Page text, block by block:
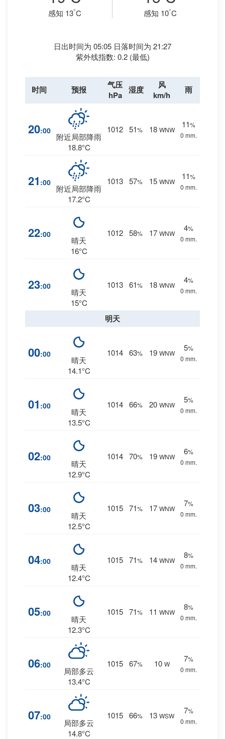
感知 13°C 感知 10°C
日出时间为 05:05 日落时间为 21:27
紫外线指数: 0.2 (最低)
时间 预报
气压
hPa
湿度
风
km/h
雨
20:00
附近局部降雨
18.8°C
1012 51% 18 WNW
11%
0 mm.
21 :00
附近局部降雨
17.2°C
1013 57% 15 WNW
11%
0 mm.
22:00
晴天
16°C
1012 58% 17 WNW
4%
0 mm.
23:00
晴天
15°C
1013 61% 18 WNW
4%
0 mm.
明天
00:00
晴天
14.1°C
1014 63% 19 WNW
5%
0 mm.
01 :00
晴天
13.5°C
1014 66% 20 WNW
5%
0 mm.
02:00
晴天
12.9°C
1014 70% 19 WNW
6%
0 mm.
03:00
晴天
12.5°C
1015 71% 17 WNW
7%
0 mm.
04:00
晴天
12.4°C
1015 71% 14 WNW
8%
0 mm.
05:00
晴天
12.3°C
1015 71% 11 WNW
8%
0 mm.
06:00
局部多云
13.4°C
1015 67% 10 W
7%
0 mm.
07:00
局部多云
14.8°C
1015 66% 13 WSW
7%
0 mm.